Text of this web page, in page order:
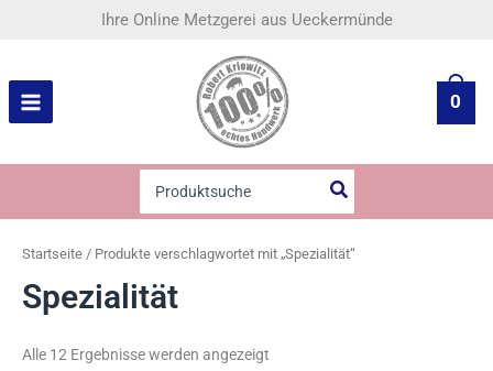
Ihre Online Metzgerei aus Ueckermünde
0
for:
Startseite / Produkte verschlagwortet mit „Spezialität“
Spezialität
Alle 12 Ergebnisse werden angezeigt
Beliebtheit